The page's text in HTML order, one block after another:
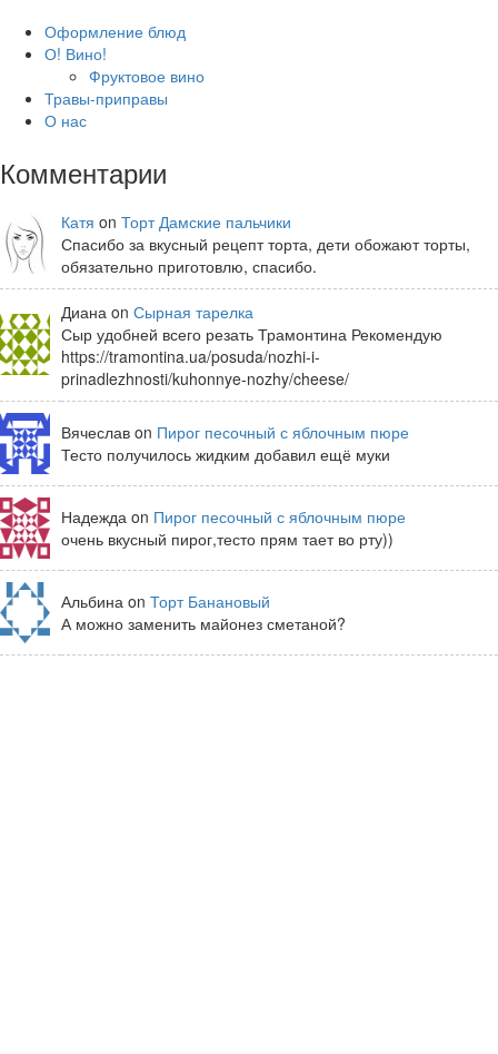
Оформление блюд
О! Вино!
Фруктовое вино
Травы-приправы
О нас
Комментарии
Катя on Торт Дамские пальчики
Спасибо за вкусный рецепт торта, дети обожают торты,
обязательно приготовлю, спасибо.
Диана on Сырная тарелка
Сыр удобней всего резать Трамонтина Рекомендую
https://tramontina.ua/posuda/nozhi-i-
prinadlezhnosti/kuhonnye-nozhy/cheese/
Вячеслав on Пирог песочный с яблочным пюре
Тесто получилось жидким добавил ещё муки
Надежда on Пирог песочный с яблочным пюре
очень вкусный пирог,тесто прям тает во рту))
Альбина on Торт Банановый
А можно заменить майонез сметаной?